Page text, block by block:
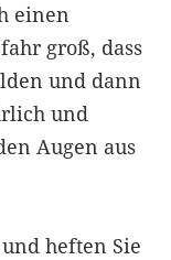
einen
groß, dass
und dann
und
Augen aus
heften Sie